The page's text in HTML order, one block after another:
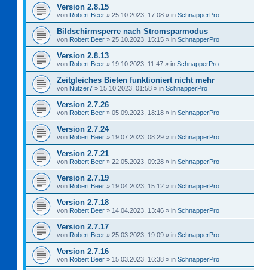
Version 2.8.15
von Robert Beer » 25.10.2023, 17:08 » in SchnapperPro
Bildschirmsperre nach Stromsparmodus
von Robert Beer » 25.10.2023, 15:15 » in SchnapperPro
Version 2.8.13
von Robert Beer » 19.10.2023, 11:47 » in SchnapperPro
Zeitgleiches Bieten funktioniert nicht mehr
von Nutzer7 » 15.10.2023, 01:58 » in SchnapperPro
Version 2.7.26
von Robert Beer » 05.09.2023, 18:18 » in SchnapperPro
Version 2.7.24
von Robert Beer » 19.07.2023, 08:29 » in SchnapperPro
Version 2.7.21
von Robert Beer » 22.05.2023, 09:28 » in SchnapperPro
Version 2.7.19
von Robert Beer » 19.04.2023, 15:12 » in SchnapperPro
Version 2.7.18
von Robert Beer » 14.04.2023, 13:46 » in SchnapperPro
Version 2.7.17
von Robert Beer » 25.03.2023, 19:09 » in SchnapperPro
Version 2.7.16
von Robert Beer » 15.03.2023, 16:38 » in SchnapperPro